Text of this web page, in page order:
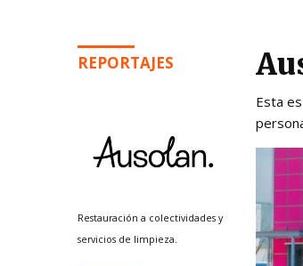
REPORTAJES
Restauración a colectividades y
servicios de limpieza.
Esta